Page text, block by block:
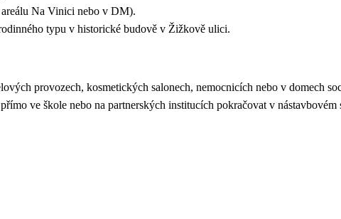
Na Vinici nebo v DM).
typu v historické budově v Žižkově ulici.
provozech, kosmetických salonech, nemocnicích nebo v domech
ve škole nebo na partnerských institucích pokračovat v nástavbovém